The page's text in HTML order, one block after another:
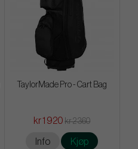
TaylorMade Pro - Cart Bag
kr 1 920 kr 2 360
Info Kjøp